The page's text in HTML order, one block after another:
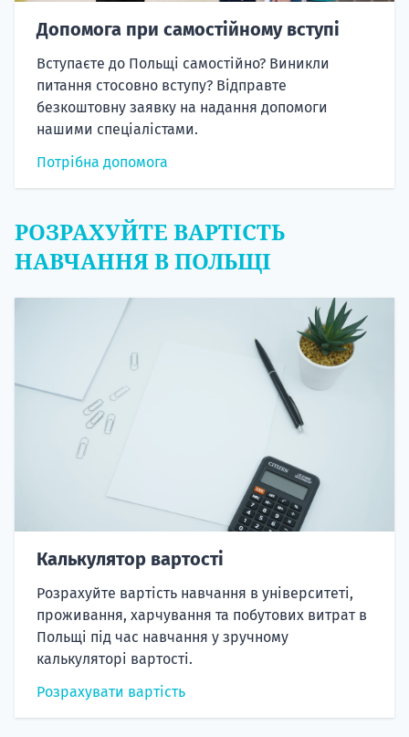
Допомога при самостійному вступі
Вступаєте до Польщі самостійно? Виникли
питання стосовно вступу? Відправте
безкоштовну заявку на надання допомоги
нашими спеціалістами.
Потрібна допомога
РОЗРАХУЙТЕ ВАРТІСТЬ
НАВЧАННЯ В ПОЛЬЩІ
Калькулятор вартості
Розрахуйте вартість навчання в університеті,
проживання, харчування та побутових витрат в
Польщі під час навчання у зручному
калькуляторі вартості.
Розрахувати вартість